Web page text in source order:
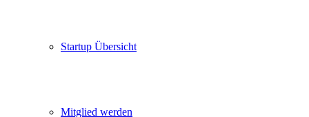
Startup Übersicht
Mitglied werden